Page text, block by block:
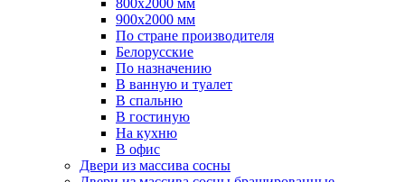
800х2000 мм
900х2000 мм
По стране производителя
Белорусские
По назначению
В ванную и туалет
В спальню
В гостиную
На кухню
В офис
Двери из массива сосны